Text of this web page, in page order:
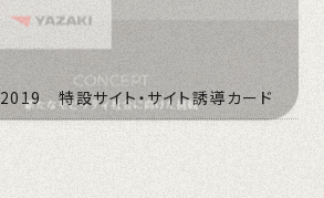
特設サイト・サイト誘導カード